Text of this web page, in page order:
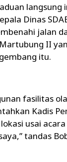
langsung
Dinas
jalan
II
itu.
fasilitas
Kadis
usai
tandas